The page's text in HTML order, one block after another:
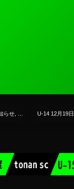
らせ, … U-14 12月19